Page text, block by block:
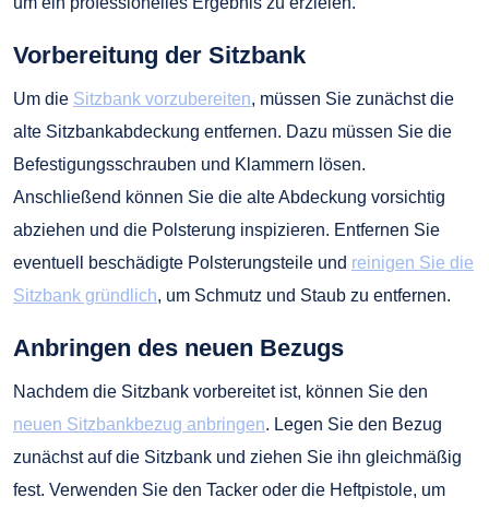
Vorbereitung der Sitzbank
Um die Sitzbank vorzubereiten, müssen Sie zunächst die
alte Sitzbankabdeckung entfernen. Dazu müssen Sie die
Befestigungsschrauben und Klammern lösen.
Anschließend können Sie die alte Abdeckung vorsichtig
abziehen und die Polsterung inspizieren. Entfernen Sie
eventuell beschädigte Polsterungsteile und reinigen Sie die
Sitzbank gründlich, um Schmutz und Staub zu entfernen.
Anbringen des neuen Bezugs
Nachdem die Sitzbank vorbereitet ist, können Sie den
neuen Sitzbankbezug anbringen. Legen Sie den Bezug
zunächst auf die Sitzbank und ziehen Sie ihn gleichmäßig
fest. Verwenden Sie den Tacker oder die Heftpistole, um